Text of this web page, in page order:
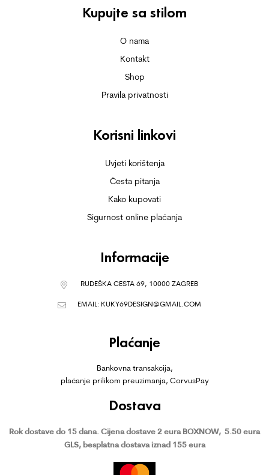
Kupujte sa stilom
O nama
Kontakt
Shop
Pravila privatnosti
Korisni linkovi
Uvjeti korištenja
Česta pitanja
Kako kupovati
Sigurnost online plaćanja
Informacije
RUDEŠKA CESTA 69, 10000 ZAGREB
EMAIL: KUKY69DESIGN@GMAIL.COM
Plaćanje
Bankovna transakcija,
plaćanje prilikom preuzimanja, CorvusPay
Dostava
Rok dostave do 15 dana. Cijena dostave 2 eura BOXNOW, 5.50 eura
GLS, besplatna dostava iznad 155 eura